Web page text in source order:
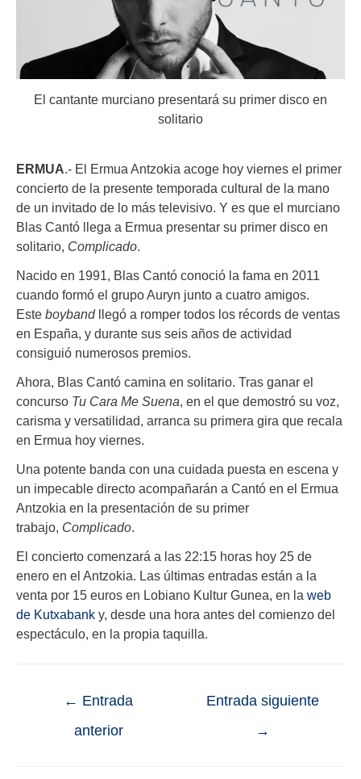
El cantante murciano presentará su primer disco en
solitario
ERMUA.- El Ermua Antzokia acoge hoy viernes el primer
concierto de la presente temporada cultural de la mano
de un invitado de lo más televisivo. Y es que el murciano
Blas Cantó llega a Ermua presentar su primer disco en
solitario, Complicado.
Nacido en 1991, Blas Cantó conoció la fama en 2011
cuando formó el grupo Auryn junto a cuatro amigos.
Este boyband llegó a romper todos los récords de ventas
en España, y durante sus seis años de actividad
consiguió numerosos premios.
Ahora, Blas Cantó camina en solitario. Tras ganar el
concurso Tu Cara Me Suena, en el que demostró su voz,
carisma y versatilidad, arranca su primera gira que recala
en Ermua hoy viernes.
Una potente banda con una cuidada puesta en escena y
un impecable directo acompañarán a Cantó en el Ermua
Antzokia en la presentación de su primer
trabajo, Complicado.
El concierto comenzará a las 22:15 horas hoy 25 de
enero en el Antzokia. Las últimas entradas están a la
venta por 15 euros en Lobiano Kultur Gunea, en la web
de Kutxabank y, desde una hora antes del comienzo del
espectáculo, en la propia taquilla.
← Entrada
anterior
Entrada siguiente
→